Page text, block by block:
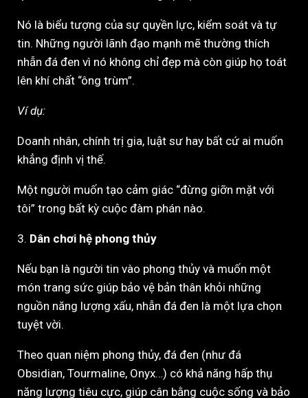
Nó là biểu tượng của sự quyền lực, kiểm soát và tự
tin. Những người lãnh đạo mạnh mẽ thường thích
nhẫn đá đen vì nó không chỉ đẹp mà còn giúp họ toát
lên khí chất “ông trùm”.
Ví dụ:
Doanh nhân, chính trị gia, luật sư hay bất cứ ai muốn
khẳng định vị thế.
Một người muốn tạo cảm giác “đừng giỡn mặt với
tôi” trong bất kỳ cuộc đàm phán nào.
3. Dân chơi hệ phong thủy
Nếu bạn là người tin vào phong thủy và muốn một
món trang sức giúp bảo vệ bản thân khỏi những
nguồn năng lượng xấu, nhẫn đá đen là một lựa chọn
tuyệt vời.
Theo quan niệm phong thủy, đá đen (như đá
Obsidian, Tourmaline, Onyx…) có khả năng hấp thụ
năng lượng tiêu cực, giúp cân bằng cuộc sống và bảo